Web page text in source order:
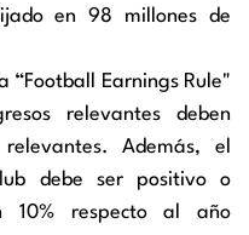
en 98 millones de
“Football Earnings Rule"
relevantes deben
Además, el
debe ser positivo o
10% respecto al año